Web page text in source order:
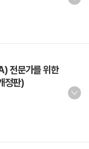
전문가를 위한
정판)